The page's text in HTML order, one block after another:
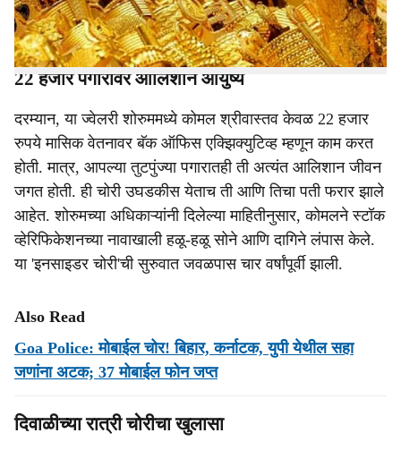
वर्षांत ही चोरी हळू-हळू केली असल्याचे समोर आले.
22 हजार पगारावर आलिशान आयुष्य
दरम्यान, या ज्वेलरी शोरुममध्ये कोमल श्रीवास्तव केवळ 22 हजार
रुपये मासिक वेतनावर बॅक ऑफिस एक्झिक्युटिव्ह म्हणून काम करत
होती. मात्र, आपल्या तुटपुंज्या पगारातही ती अत्यंत आलिशान जीवन
जगत होती. ही चोरी उघडकीस येताच ती आणि तिचा पती फरार झाले
आहेत. शोरुमच्या अधिकाऱ्यांनी दिलेल्या माहितीनुसार, कोमलने स्टॉक
व्हेरिफिकेशनच्या नावाखाली हळू-हळू सोने आणि दागिने लंपास केले.
या 'इनसाइडर चोरी'ची सुरुवात जवळपास चार वर्षांपूर्वी झाली.
Also Read
Goa Police: मोबाईल चोर! बिहार, कर्नाटक, युपी येथील सहा
जणांना अटक; 37 मोबाईल फोन जप्त
दिवाळीच्या रात्री चोरीचा खुलासा